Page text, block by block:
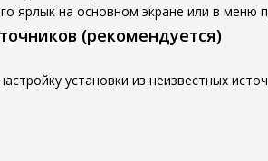
ярлык на основном экране или в меню
(рекомендуется)
установки из неизвестных